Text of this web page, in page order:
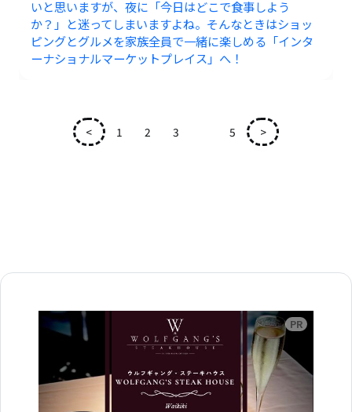
いと思いますが、夜に「今日はどこで食事しよう
か？」と迷ってしまいますよね。そんなときはショッ
ピングとグルメを家族全員で一緒に楽しめる「インタ
ーナショナルマーケットプレイス」へ！
< 1 2 3 5 >
広告